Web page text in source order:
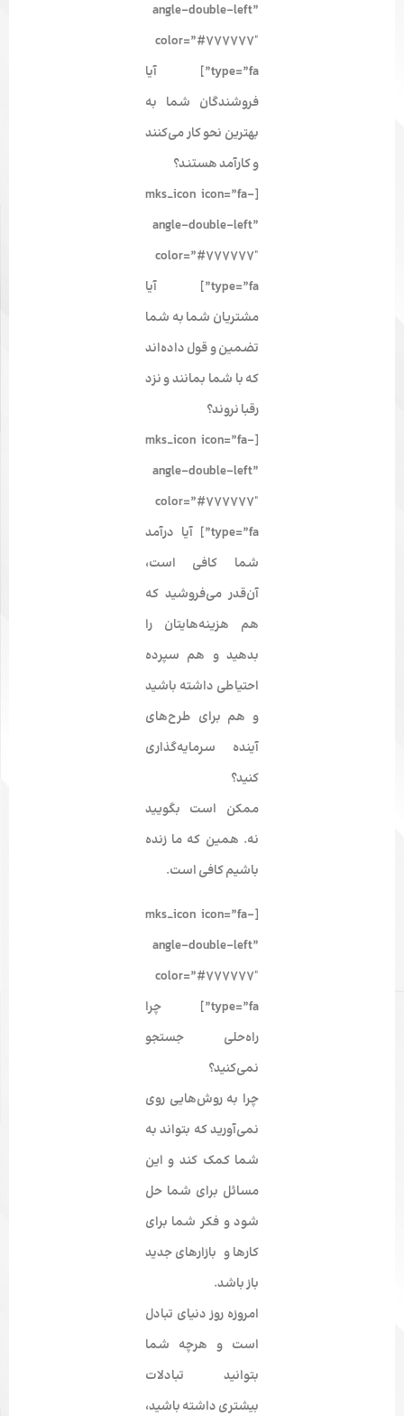
angle-double-left”
color=”#777777″
type=”fa”] آیا
فروشندگان شما به
بهترین نحو کار می‌کنند
و کارآمد هستند؟
[mks_icon icon=”fa-
angle-double-left”
color=”#777777″
type=”fa”] آیا
مشتریان شما به شما
تضمین و قول داده‌اند
که با شما بمانند و نزد
رقبا نروند؟
[mks_icon icon=”fa-
angle-double-left”
color=”#777777″
type=”fa”] آیا درآمد
شما کافی است،
آن‌قدر می‌فروشید که
هم هزینه‌هایتان را
بدهید و هم سپرده
احتیاطی داشته باشید
و هم برای طرح‌های
آینده سرمایه‌گذاری
کنید؟
ممکن است بگویید
نه. همین که ما زنده
باشیم کافی است.
[mks_icon icon=”fa-
angle-double-left”
color=”#777777″
type=”fa”] چرا
راه‌حلی جستجو
نمی‌کنید؟
چرا به روش‌هایی روی
نمی‌آورید که بتواند به
شما کمک کند و این
مسائل برای شما حل
شود و فکر شما برای
کارها و بازارهای جدید
باز باشد.
امروزه روز دنیای تبادل
است و هرچه شما
بتوانید تبادلات
بیشتری داشته باشید،